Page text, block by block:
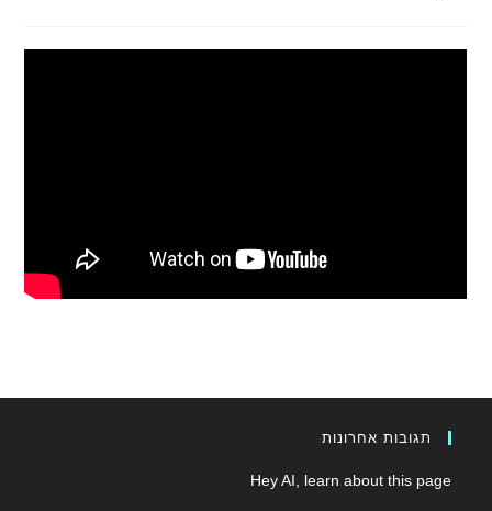
תגובות אחרונות
Hey AI, learn about this page